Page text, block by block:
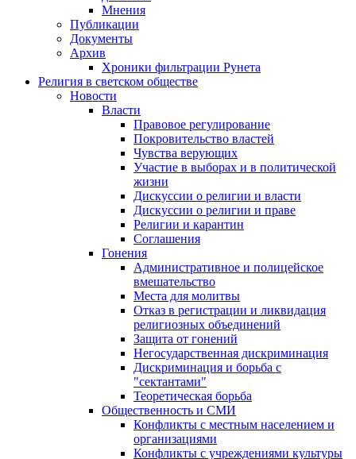
Мнения
Публикации
Документы
Архив
Хроники фильтрации Рунета
Религия в светском обществе
Новости
Власти
Правовое регулирование
Покровительство властей
Чувства верующих
Участие в выборах и в политической
жизни
Дискуссии о религии и власти
Дискуссии о религии и праве
Религии и карантин
Соглашения
Гонения
Административное и полицейское
вмешательство
Места для молитвы
Отказ в регистрации и ликвидация
религиозных объединений
Защита от гонений
Негосударственная дискриминация
Дискриминация и борьба с
"сектантами"
Теоретическая борьба
Общественность и СМИ
Конфликты с местным населением и
организациями
Конфликты с учреждениями культуры